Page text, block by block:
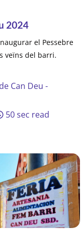
2024
el Pessebre
veïns del barri.
Can Deu -
50 sec read